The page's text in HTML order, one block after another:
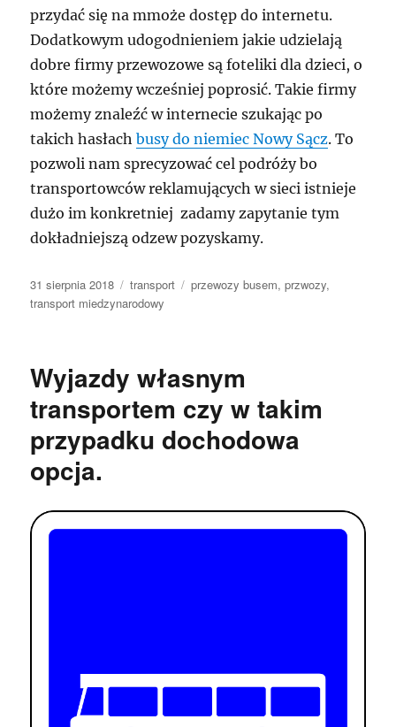
przydać się na mmoże dostęp do internetu.
Dodatkowym udogodnieniem jakie udzielają
dobre firmy przewozowe są foteliki dla dzieci, o
które możemy wcześniej poprosić. Takie firmy
możemy znaleźć w internecie szukając po
takich hasłachbusy do niemiec Nowy Sącz. To
pozwoli nam sprecyzować cel podróży bo
transportowców reklamujących w sieci istnieje
dużo im konkretniej zadamy zapytanie tym
dokładniejszą odzew pozyskamy.
Data
publikacji
31 sierpnia 2018 Kategorie
transport Tagi
przewozy busem,przwozy,
transport miedzynarodowy
Wyjazdy własnym
transportem czy w takim
przypadku dochodowa
opcja.